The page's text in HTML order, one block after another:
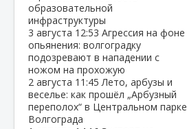
образовательной
инфраструктуры
3 августа 12:53 Агрессия на фоне
опьянения: волгоградку
подозревают в нападении с
ножом на прохожую
2 августа 11:45Лето, арбузы и
веселье: как прошёл „Арбузный
переполох“ в Центральном парке
Волгограда